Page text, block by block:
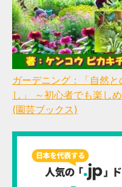
ガーデニング：「自然
し」 ～初心者でも楽し
(園芸ブックス)